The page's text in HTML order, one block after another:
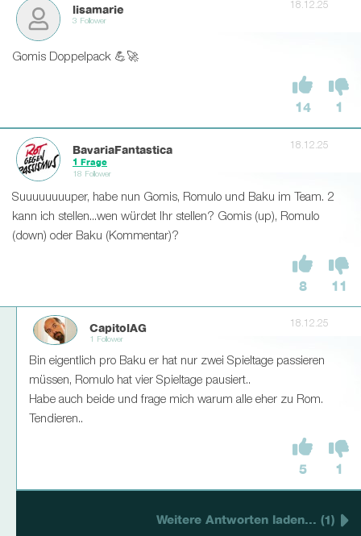
lisamarie
3 Follower
18.12.25
Gomis Doppelpack 💪🚀
14 1
BavariaFantastica
1 Frage
18 Follower
18.12.25
Suuuuuuuuper, habe nun Gomis, Romulo und Baku im Team. 2
kann ich stellen...wen würdet Ihr stellen? Gomis (up), Romulo
(down) oder Baku (Kommentar)?
8 11
CapitolAG
1 Follower
18.12.25
Bin eigentlich pro Baku er hat nur zwei Spieltage passieren
müssen, Romulo hat vier Spieltage pausiert..
Habe auch beide und frage mich warum alle eher zu Rom.
Tendieren..
5 1
Weitere Antworten laden... (1)